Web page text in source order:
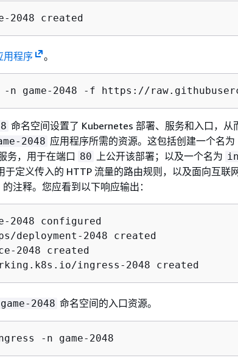
2048 created
用程序 。
n game-2048 -f https://
命名空间设置了 Kubernetes 部署、服务和入口，从
2048 应用程序所需的资源。这包括创建一个名为
务，用于在端口 80 上公开该部署；以及一个名为
于定义传入的 HTTP 流量的路由规则，以及面向互联
注释。您应看到以下响应输出：
2048 configured
deployment-2048 created
2048 created
ingress-2048 created
game-2048 命名空间的入口资源。
-n game-2048